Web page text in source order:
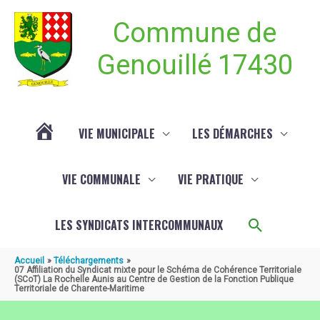
Commune de
Genouillé 17430
VIE MUNICIPALE LES DÉMARCHES
VIE COMMUNALE VIE PRATIQUE
LES SYNDICATS INTERCOMMUNAUX
Accueil
Téléchargements
07 Affiliation du Syndicat mixte pour le Schéma de Cohérence Territoriale
(SCoT) La Rochelle Aunis au Centre de Gestion de la Fonction Publique
Territoriale de Charente-Maritime